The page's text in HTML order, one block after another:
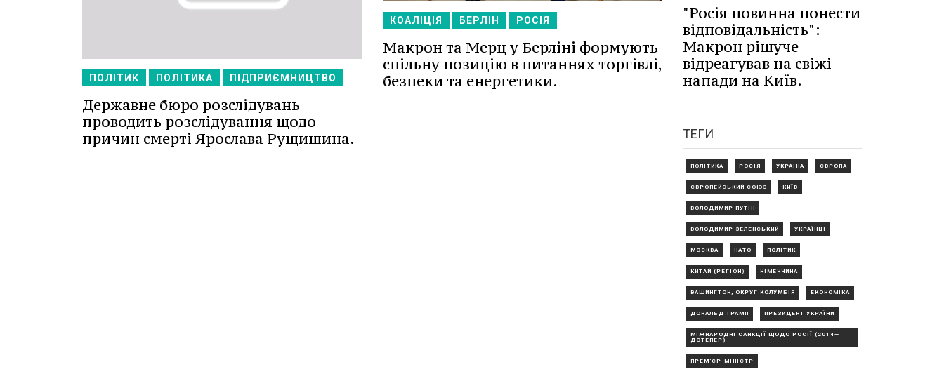
ПОЛІТИК ПОЛІТИКА ПІДПРИЄМНИЦТВО
Державне бюро розслідувань
проводить розслідування щодо
причин смерті Ярослава Рущишина.
КОАЛІЦІЯ БЕРЛІН РОСІЯ
Макрон та Мерц у Берліні формують
спільну позицію в питаннях торгівлі,
безпеки та енергетики.
"Росія повинна понести
відповідальність":
Макрон рішуче
відреагував на свіжі
напади на Київ.
ТЕГИ
ПОЛІТИКА РОСІЯ УКРАЇНА ЄВРОПА
ЄВРОПЕЙСЬКИЙ СОЮЗ КИЇВ
ВОЛОДИМИР ПУТІН
ВОЛОДИМИР ЗЕЛЕНСЬКИЙ УКРАЇНЦІ
МОСКВА НАТО ПОЛІТИК
КИТАЙ (РЕГІОН) НІМЕЧЧИНА
ВАШИНГТОН, ОКРУГ КОЛУМБІЯ ЕКОНОМІКА
ДОНАЛЬД ТРАМП ПРЕЗИДЕНТ УКРАЇНИ
МІЖНАРОДНІ САНКЦІЇ ЩОДО РОСІЇ (2014—
ДОТЕПЕР)
ПРЕМ'ЄР-МІНІСТР